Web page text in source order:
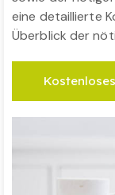
eine detaillierte
Überblick der